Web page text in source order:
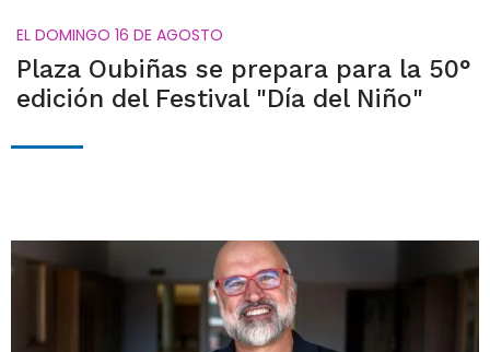
EL DOMINGO 16 DE AGOSTO
Plaza Oubiñas se prepara para la 50°
edición del Festival "Día del Niño"